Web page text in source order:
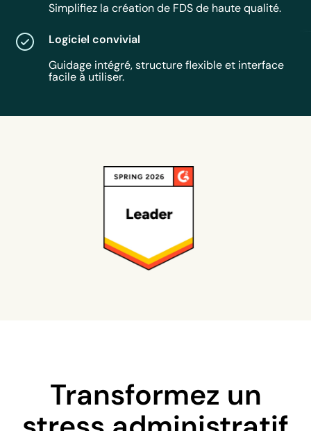
Simplifiez la création de FDS de haute qualité.
Logiciel convivial
Guidage intégré, structure flexible et interface
facile à utiliser.
Transformez un